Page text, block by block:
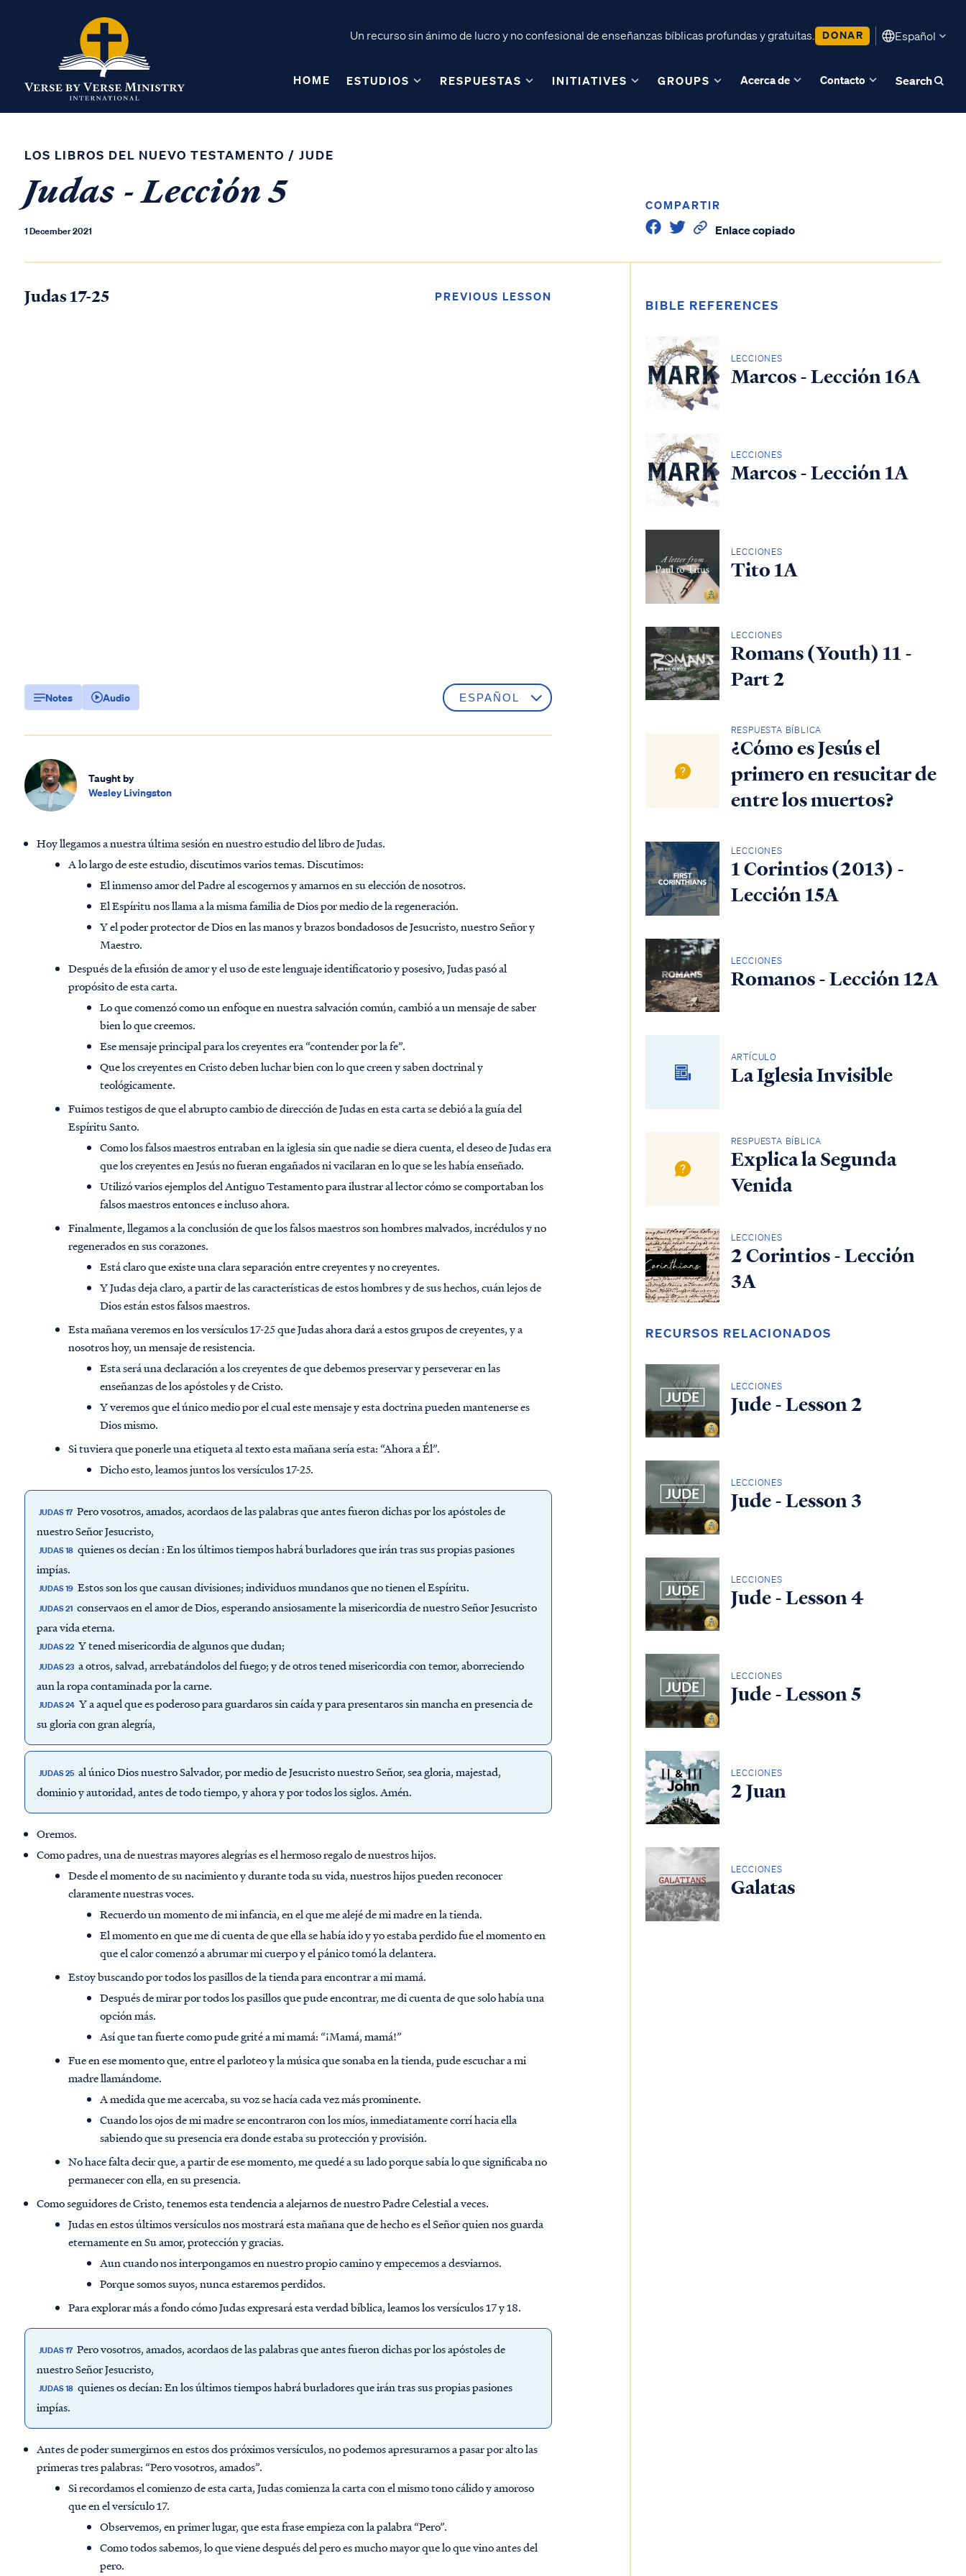
Un recurso sin ánimo de lucro y no confesional de enseñanzas bíblicas profundas y gratuitas. DONAR Español
HOME ESTUDIOS RESPUESTAS INITIATIVES GROUPS Acerca de Contacto Search
LOS LIBROS DEL NUEVO TESTAMENTO / JUDE
Judas - Lección 5
1 December 2021
COMPARTIR
Enlace copiado
Judas 17-25 PREVIOUS LESSON
Notes Audio
Taught by
Wesley Livingston
Hoy llegamos a nuestra última sesión en nuestro estudio del libro de Judas.
A lo largo de este estudio, discutimos varios temas. Discutimos:
El inmenso amor del Padre al escogernos y amarnos en su elección de nosotros.
El Espíritu nos llama a la misma familia de Dios por medio de la regeneración.
Y el poder protector de Dios en las manos y brazos bondadosos de Jesucristo, nuestro Señor y
Maestro.
Después de la efusión de amor y el uso de este lenguaje identificatorio y posesivo, Judas pasó al
propósito de esta carta.
Lo que comenzó como un enfoque en nuestra salvación común, cambió a un mensaje de saber
bien lo que creemos.
Ese mensaje principal para los creyentes era “contender por la fe”.
Que los creyentes en Cristo deben luchar bien con lo que creen y saben doctrinal y
teológicamente.
Fuimos testigos de que el abrupto cambio de dirección de Judas en esta carta se debió a la guía del
Espíritu Santo.
Como los falsos maestros entraban en la iglesia sin que nadie se diera cuenta, el deseo de Judas era
que los creyentes en Jesús no fueran engañados ni vacilaran en lo que se les había enseñado.
Utilizó varios ejemplos del Antiguo Testamento para ilustrar al lector cómo se comportaban los
falsos maestros entonces e incluso ahora.
Finalmente, llegamos a la conclusión de que los falsos maestros son hombres malvados, incrédulos y no
regenerados en sus corazones.
Está claro que existe una clara separación entre creyentes y no creyentes.
Y Judas deja claro, a partir de las características de estos hombres y de sus hechos, cuán lejos de
Dios están estos falsos maestros.
Esta mañana veremos en los versículos 17-25 que Judas ahora dará a estos grupos de creyentes, y a
nosotros hoy, un mensaje de resistencia.
Esta será una declaración a los creyentes de que debemos preservar y perseverar en las
enseñanzas de los apóstoles y de Cristo.
Y veremos que el único medio por el cual este mensaje y esta doctrina pueden mantenerse es
Dios mismo.
Si tuviera que ponerle una etiqueta al texto esta mañana sería esta: “Ahora a Él”.
Dicho esto, leamos juntos los versículos 17-25.
JUDAS 17 Pero vosotros, amados, acordaos de las palabras que antes fueron dichas por los apóstoles de
nuestro Señor Jesucristo,
JUDAS 18 quienes os decían : En los últimos tiempos habrá burladores que irán tras sus propias pasiones
impías.
JUDAS 19 Estos son los que causan divisiones; individuos mundanos que no tienen el Espíritu.
JUDAS 21 conservaos en el amor de Dios, esperando ansiosamente la misericordia de nuestro Señor Jesucristo
para vida eterna.
JUDAS 22 Y tened misericordia de algunos que dudan;
JUDAS 23 a otros, salvad, arrebatándolos del fuego; y de otros tened misericordia con temor, aborreciendo
aun la ropa contaminada por la carne.
JUDAS 24 Y a aquel que es poderoso para guardaros sin caída y para presentaros sin mancha en presencia de
su gloria con gran alegría,
JUDAS 25 al único Dios nuestro Salvador, por medio de Jesucristo nuestro Señor, sea gloria, majestad,
dominio y autoridad, antes de todo tiempo, y ahora y por todos los siglos. Amén.
Oremos.
Como padres, una de nuestras mayores alegrías es el hermoso regalo de nuestros hijos.
Desde el momento de su nacimiento y durante toda su vida, nuestros hijos pueden reconocer
claramente nuestras voces.
Recuerdo un momento de mi infancia, en el que me alejé de mi madre en la tienda.
El momento en que me di cuenta de que ella se había ido y yo estaba perdido fue el momento en
que el calor comenzó a abrumar mi cuerpo y el pánico tomó la delantera.
Estoy buscando por todos los pasillos de la tienda para encontrar a mi mamá.
Después de mirar por todos los pasillos que pude encontrar, me di cuenta de que solo había una
opción más.
Así que tan fuerte como pude grité a mi mamá: “¡Mamá, mamá!”
Fue en ese momento que, entre el parloteo y la música que sonaba en la tienda, pude escuchar a mi
madre llamándome.
A medida que me acercaba, su voz se hacía cada vez más prominente.
Cuando los ojos de mi madre se encontraron con los míos, inmediatamente corrí hacia ella
sabiendo que su presencia era donde estaba su protección y provisión.
No hace falta decir que, a partir de ese momento, me quedé a su lado porque sabía lo que significaba no
permanecer con ella, en su presencia.
Como seguidores de Cristo, tenemos esta tendencia a alejarnos de nuestro Padre Celestial a veces.
Judas en estos últimos versículos nos mostrará esta mañana que de hecho es el Señor quien nos guarda
eternamente en Su amor, protección y gracias.
Aun cuando nos interpongamos en nuestro propio camino y empecemos a desviarnos.
Porque somos suyos, nunca estaremos perdidos.
Para explorar más a fondo cómo Judas expresará esta verdad bíblica, leamos los versículos 17 y 18.
JUDAS 17 Pero vosotros, amados, acordaos de las palabras que antes fueron dichas por los apóstoles de
nuestro Señor Jesucristo,
JUDAS 18 quienes os decían: En los últimos tiempos habrá burladores que irán tras sus propias pasiones
impías.
Antes de poder sumergirnos en estos dos próximos versículos, no podemos apresurarnos a pasar por alto las
primeras tres palabras: “Pero vosotros, amados”.
Si recordamos el comienzo de esta carta, Judas comienza la carta con el mismo tono cálido y amoroso
que en el versículo 17.
Observemos, en primer lugar, que esta frase empieza con la palabra “Pero”.
Como todos sabemos, lo que viene después del pero es mucho mayor que lo que vino antes del
pero.
BIBLE REFERENCES
LECCIONES
Marcos - Lección 16A
LECCIONES
Marcos - Lección 1A
LECCIONES
Tito 1A
LECCIONES
Romans (Youth) 11 -
Part 2
RESPUESTA BÍBLICA
¿Cómo es Jesús el
primero en resucitar de
entre los muertos?
LECCIONES
1 Corintios (2013) -
Lección 15A
LECCIONES
Romanos - Lección 12A
ARTÍCULO
La Iglesia Invisible
RESPUESTA BÍBLICA
Explica la Segunda
Venida
LECCIONES
2 Corintios - Lección
3A
RECURSOS RELACIONADOS
LECCIONES
Jude - Lesson 2
LECCIONES
Jude - Lesson 3
LECCIONES
Jude - Lesson 4
LECCIONES
Jude - Lesson 5
LECCIONES
2 Juan
LECCIONES
Galatas